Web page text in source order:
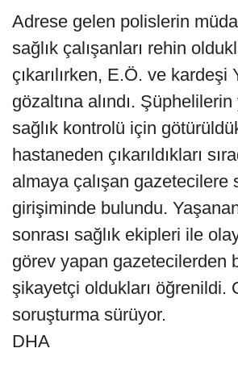
Adrese gelen polislerin
sağlık çalışanları rehin
çıkarılırken, E.Ö. ve kardeşi
gözaltına alındı. Şüphelilerin
sağlık kontrolü için
hastaneden çıkarıldıkları
almaya çalışan gazetecilere
girişiminde bulundu.
sonrası sağlık ekipleri ile
görev yapan gazetecilerden
şikayetçi oldukları öğrenildi.
soruşturma sürüyor.
DHA